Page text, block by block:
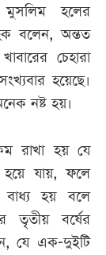
মুসলিম হলের
হক বলেন, অন্তত
চেহারা
হয়েছে।
নষ্ট হয়।
রাখা হয় যে
যায়, ফলে
বাধ্য হয় বলে
তৃতীয় বর্ষের
যে এক-দুইটি